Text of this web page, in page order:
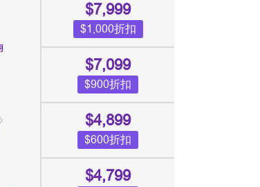
$7,999
$1,000折扣
$7,099
$900折扣
$4,899
$600折扣
$4,799